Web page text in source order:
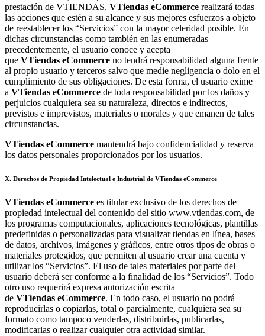
prestación de VTIENDAS, VTiendas eCommerce realizará todas
las acciones que estén a su alcance y sus mejores esfuerzos a objeto
de reestablecer los “Servicios” con la mayor celeridad posible. En
dichas circunstancias como también en las enumeradas
precedentemente, el usuario conoce y acepta
que VTiendas eCommerce no tendrá responsabilidad alguna frente
al propio usuario y terceros salvo que medie negligencia o dolo en el
cumplimiento de sus obligaciones. De esta forma, el usuario exime
a VTiendas eCommerce de toda responsabilidad por los daños y
perjuicios cualquiera sea su naturaleza, directos e indirectos,
previstos e imprevistos, materiales o morales y que emanen de tales
circunstancias.
VTiendas eCommerce mantendrá bajo confidencialidad y reserva
los datos personales proporcionados por los usuarios.
X. Derechos de Propiedad Intelectual e Industrial de VTiendas eCommerce
VTiendas eCommerce es titular exclusivo de los derechos de
propiedad intelectual del contenido del sitio www.vtiendas.com, de
los programas computacionales, aplicaciones tecnológicas, plantillas
predefinidas o personalizadas para visualizar tiendas en línea, bases
de datos, archivos, imágenes y gráficos, entre otros tipos de obras o
materiales protegidos, que permiten al usuario crear una cuenta y
utilizar los “Servicios”. El uso de tales materiales por parte del
usuario deberá ser conforme a la finalidad de los “Servicios”. Todo
otro uso requerirá expresa autorización escrita
de VTiendas eCommerce. En todo caso, el usuario no podrá
reproducirlas o copiarlas, total o parcialmente, cualquiera sea su
formato como tampoco venderlas, distribuirlas, publicarlas,
modificarlas o realizar cualquier otra actividad similar.